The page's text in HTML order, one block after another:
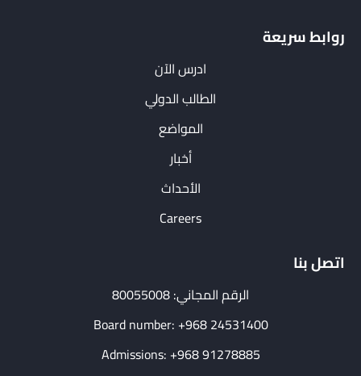
روابط سريعة
ادرس الآن
الطالب الدولي
المواضع
أخبار
الأحداث
Careers
اتصل بنا
الرقم المجاني: 80055008
Board number: +968 24531400
Admissions: +968 91278885